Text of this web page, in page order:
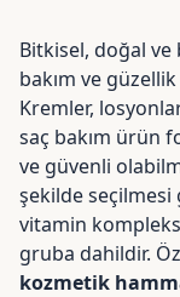
Bitkisel, doğal ve
bakım ve
Kremler,
saç bakım ürün
ve güvenli
şekilde seçilmesi
vitamin
gruba dahildir.
kozmetik